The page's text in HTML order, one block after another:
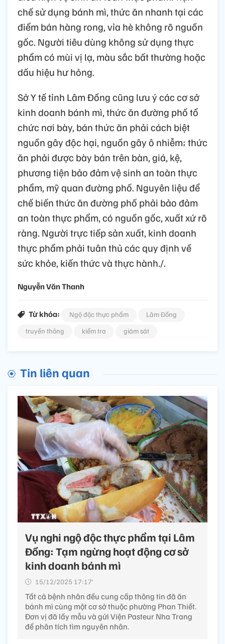
chế sử dụng bánh mì, thức ăn nhanh tại các
điểm bán hàng rong, vỉa hè không rõ nguồn
gốc. Người tiêu dùng không sử dụng thực
phẩm có mùi vị lạ, màu sắc bất thường hoặc
dấu hiệu hư hỏng.
Sở Y tế tỉnh Lâm Đồng cũng lưu ý các cơ sở
kinh doanh bánh mì, thức ăn đường phố tổ
chức nơi bày, bán thức ăn phải cách biệt
nguồn gây độc hại, nguồn gây ô nhiễm; thức
ăn phải được bày bán trên bàn, giá, kệ,
phương tiện bảo đảm vệ sinh an toàn thực
phẩm, mỹ quan đường phố. Nguyên liệu để
chế biến thức ăn đường phố phải bảo đảm
an toàn thực phẩm, có nguồn gốc, xuất xứ rõ
ràng. Người trực tiếp sản xuất, kinh doanh
thực phẩm phải tuân thủ các quy định về
sức khỏe, kiến thức và thực hành./.
Nguyễn Văn Thanh
Từ khóa: Ngộ độc thực phẩm
Lâm Đồng
truyền thông
kiểm tra giám sát
Tin liên quan
Vụ nghi ngộ độc thực phẩm tại Lâm
Đồng: Tạm ngừng hoạt động cơ sở
kinh doanh bánh mì
15/12/2025 17:17’
Tất cả bệnh nhân đều cung cấp thông tin đã ăn
bánh mì cùng một cơ sở thuộc phường Phan Thiết.
Đơn vị đã lấy mẫu và gửi Viện Pasteur Nha Trang
để phân tích tìm nguyên nhân.